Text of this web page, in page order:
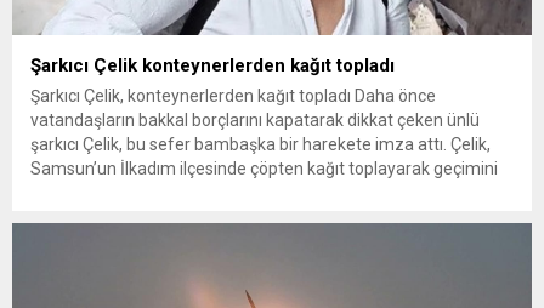
Şarkıcı Çelik konteynerlerden kağıt topladı
Şarkıcı Çelik, konteynerlerden kağıt topladı Daha önce
vatandaşların bakkal borçlarını kapatarak dikkat çeken ünlü
şarkıcı Çelik, bu sefer bambaşka bir harekete imza attı. Çelik,
Samsun’un İlkadım ilçesinde çöpten kağıt toplayarak geçimini